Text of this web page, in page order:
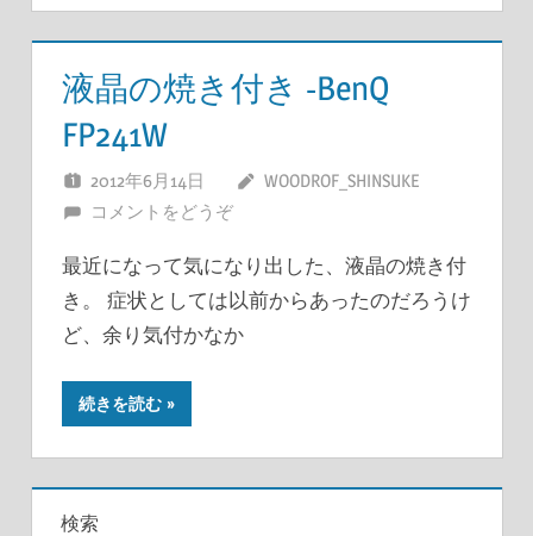
液晶の焼き付き -BenQ
FP241W
2012年6月14日
WOODROF_SHINSUKE
コメントをどうぞ
最近になって気になり出した、液晶の焼き付
き。 症状としては以前からあったのだろうけ
ど、余り気付かなか
続きを読む
検索